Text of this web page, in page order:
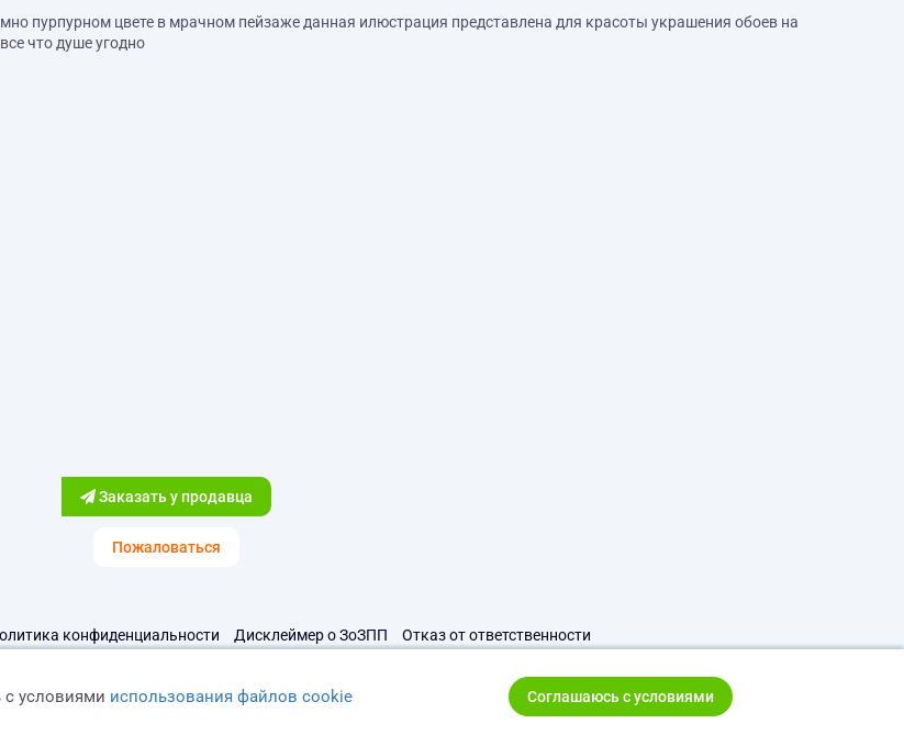
пурпурном цвете в мрачном пейзаже данная илюстрация представлена для красоты украшения обоев на
что душе угодно
Заказать у продавца
Пожаловаться
конфиденциальности Дисклеймер о ЗоЗПП Отказ от ответственности
с условиями использования файлов cookie Соглашаюсь с условиями